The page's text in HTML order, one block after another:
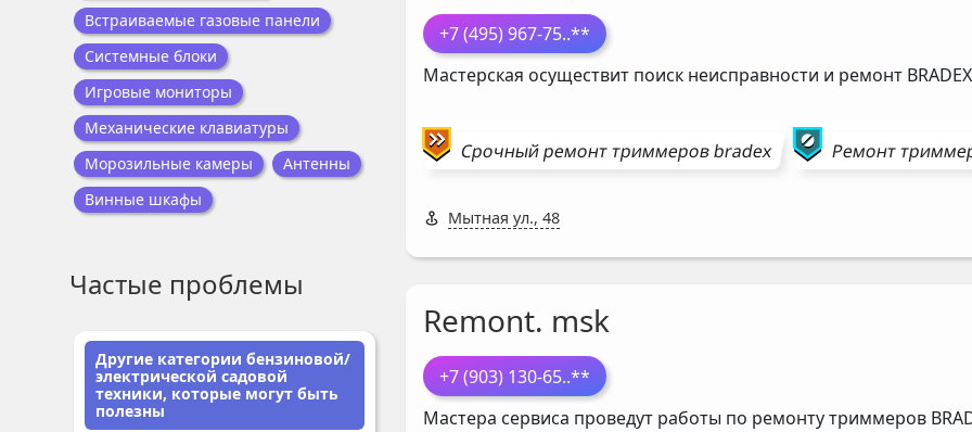
Встраиваемые газовые панели
Системные блоки
Игровые мониторы
Механические клавиатуры
Морозильные камеры
Антенны
Винные шкафы
Частые проблемы
Другие категории бензиновой/
электрической садовой
техники, которые могут быть
полезны
+7 (495) 967-75..**
Мастерская осуществит поиск неисправности и ремонт BRADEX
Срочный ремонттриммеровbradex Ремонт
Мытная ул., 48
Remont. msk
+7 (903) 130-65..**
Мастера сервиса проведут работы по ремонту триммеров